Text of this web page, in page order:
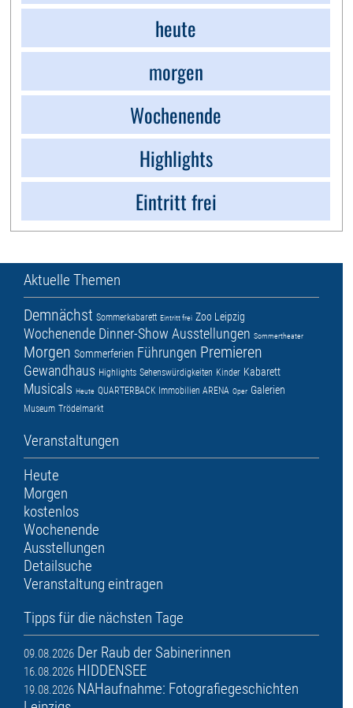
heute
morgen
Wochenende
Highlights
Eintritt frei
Aktuelle Themen
Demnächst Sommerkabarett Eintritt frei Zoo Leipzig
Wochenende Dinner-Show Ausstellungen Sommertheater
Morgen Sommerferien Führungen Premieren
Gewandhaus Highlights Sehenswürdigkeiten Kinder Kabarett
Musicals Heute QUARTERBACK Immobilien ARENA Oper Galerien
Museum Trödelmarkt
Veranstaltungen
Heute
Morgen
kostenlos
Wochenende
Ausstellungen
Detailsuche
Veranstaltung eintragen
Tipps für die nächsten Tage
09.08.2026 Der Raub der Sabinerinnen
16.08.2026 HIDDENSEE
19.08.2026 NAHaufnahme: Fotografiegeschichten